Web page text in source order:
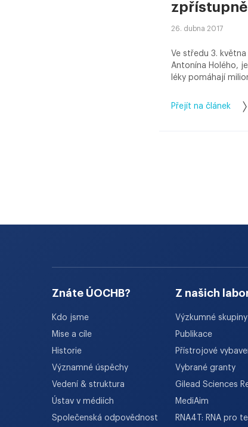
26. dubna 2017
Ve středu 3.
Antonína Holého,
léky pomáhají
Přejít na článek
Znáte ÚOCHB?
Kdo jsme
Mise a cíle
Historie
Významné úspěchy
Vedení & struktura
Ústav v médiích
Společenská odpovědnost
Z našich
Výzkumné
Publikace
Přístrojové
Vybrané granty
Gilead Sciences
MediAim
RNA4T: RNA pro